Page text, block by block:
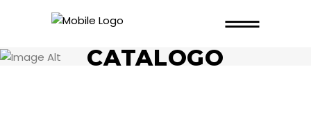
CATALOGO